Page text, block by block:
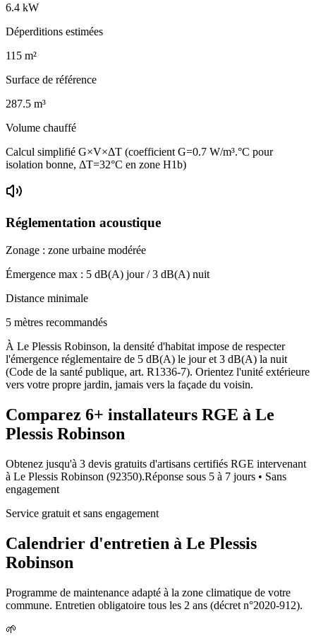
6.4 kW
Déperditions estimées
115 m²
Surface de référence
287.5 m³
Volume chauffé
Calcul simplifié G×V×ΔT (coefficient G=0.7 W/m³.°C pour
isolation bonne, ΔT=32°C en zone H1b)
Réglementation acoustique
Zonage : zone urbaine modérée
Émergence max : 5 dB(A) jour /3 dB(A) nuit
Distance minimale
5 mètres recommandés
À Le Plessis Robinson, la densité d'habitat impose de respecter
l'émergence réglementaire de 5 dB(A) le jour et 3 dB(A) la nuit
(Code de la santé publique, art. R1336-7). Orientez l'unité extérieure
vers votre propre jardin, jamais vers la façade du voisin.
Comparez 6+ installateurs RGE à Le
Plessis Robinson
Obtenez jusqu'à 3 devis gratuits d'artisans certifiés RGE intervenant
à Le Plessis Robinson (92350).Réponse sous 5 à 7 jours • Sans
engagement
Service gratuit et sans engagement
Calendrier d'entretien à Le Plessis
Robinson
Programme de maintenance adapté à la zone climatique de votre
commune. Entretien obligatoire tous les 2 ans (décret n°2020-912).
🌱